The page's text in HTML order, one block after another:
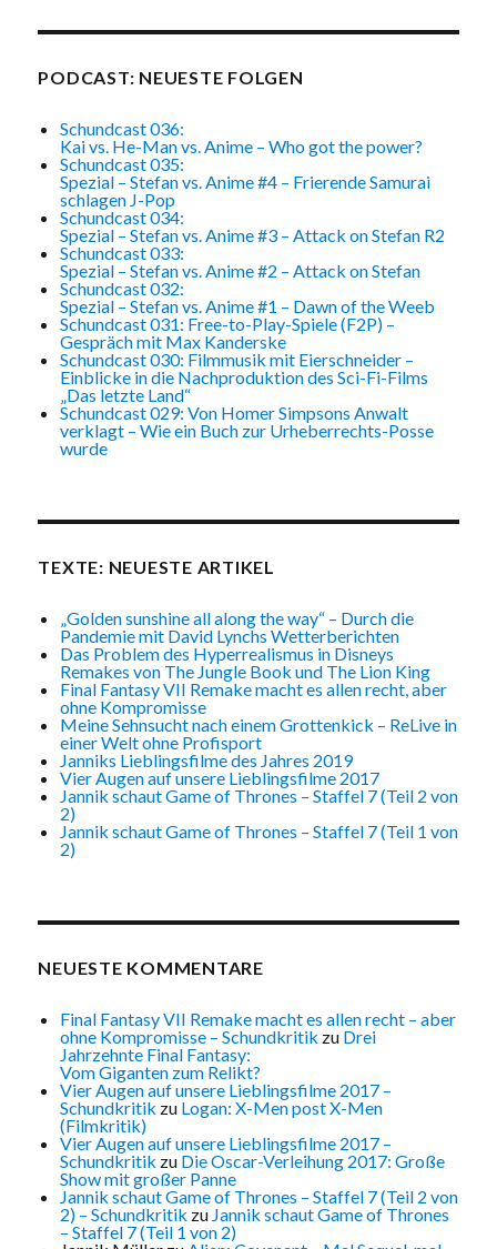
PODCAST: NEUESTE FOLGEN
Schundcast 036:
Kai vs. He-Man vs. Anime – Who got the power?
Schundcast 035:
Spezial – Stefan vs. Anime #4 – Frierende Samurai
schlagen J-Pop
Schundcast 034:
Spezial – Stefan vs. Anime #3 – Attack on Stefan R2
Schundcast 033:
Spezial – Stefan vs. Anime #2 – Attack on Stefan
Schundcast 032:
Spezial – Stefan vs. Anime #1 – Dawn of the Weeb
Schundcast 031: Free-to-Play-Spiele (F2P) –
Gespräch mit Max Kanderske
Schundcast 030: Filmmusik mit Eierschneider –
Einblicke in die Nachproduktion des Sci-Fi-Films
„Das letzte Land“
Schundcast 029: Von Homer Simpsons Anwalt
verklagt – Wie ein Buch zur Urheberrechts-Posse
wurde
TEXTE: NEUESTE ARTIKEL
„Golden sunshine all along the way“ – Durch die
Pandemie mit David Lynchs Wetterberichten
Das Problem des Hyperrealismus in Disneys
Remakes von The Jungle Book und The Lion King
Final Fantasy VII Remake macht es allen recht, aber
ohne Kompromisse
Meine Sehnsucht nach einem Grottenkick – ReLive in
einer Welt ohne Profisport
Janniks Lieblingsfilme des Jahres 2019
Vier Augen auf unsere Lieblingsfilme 2017
Jannik schaut Game of Thrones – Staffel 7 (Teil 2 von
2)
Jannik schaut Game of Thrones – Staffel 7 (Teil 1 von
2)
NEUESTE KOMMENTARE
Final Fantasy VII Remake macht es allen recht – aber
ohne Kompromisse – Schundkritik zu Drei
Jahrzehnte Final Fantasy:
Vom Giganten zum Relikt?
Vier Augen auf unsere Lieblingsfilme 2017 –
Schundkritik zu Logan: X-Men post X-Men
(Filmkritik)
Vier Augen auf unsere Lieblingsfilme 2017 –
Schundkritik zu Die Oscar-Verleihung 2017: Große
Show mit großer Panne
Jannik schaut Game of Thrones – Staffel 7 (Teil 2 von
2) – Schundkritik zu Jannik schaut Game of Thrones
– Staffel 7 (Teil 1 von 2)